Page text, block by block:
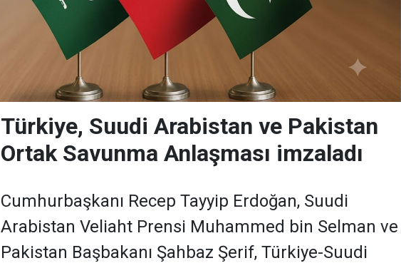
Türkiye, Suudi Arabistan ve Pakistan
Ortak Savunma Anlaşması imzaladı
Cumhurbaşkanı Recep Tayyip Erdoğan, Suudi
Arabistan Veliaht Prensi Muhammed bin Selman ve
Pakistan Başbakanı Şahbaz Şerif, Türkiye-Suudi